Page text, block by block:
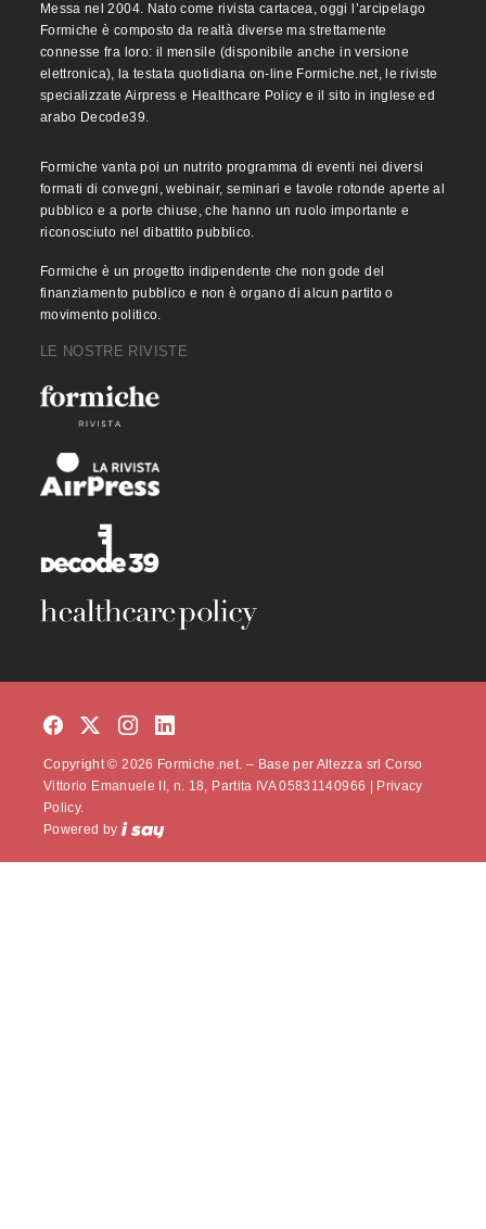
Messa nel 2004. Nato come rivista cartacea, oggi l’arcipelago
Formiche è composto da realtà diverse ma strettamente
connesse fra loro: il mensile (disponibile anche in versione
elettronica), la testata quotidiana on-line Formiche.net, le riviste
specializzate Airpress e Healthcare Policy e il sito in inglese ed
arabo Decode39.
Formiche vanta poi un nutrito programma di eventi nei diversi
formati di convegni, webinair, seminari e tavole rotonde aperte al
pubblico e a porte chiuse, che hanno un ruolo importante e
riconosciuto nel dibattito pubblico.
Formiche è un progetto indipendente che non gode del
finanziamento pubblico e non è organo di alcun partito o
movimento politico.
LE NOSTRE RIVISTE
Copyright © 2026 Formiche.net. – Base per Altezza srl Corso
Vittorio Emanuele II, n. 18, Partita IVA 05831140966 |
Privacy
Policy.
Powered by